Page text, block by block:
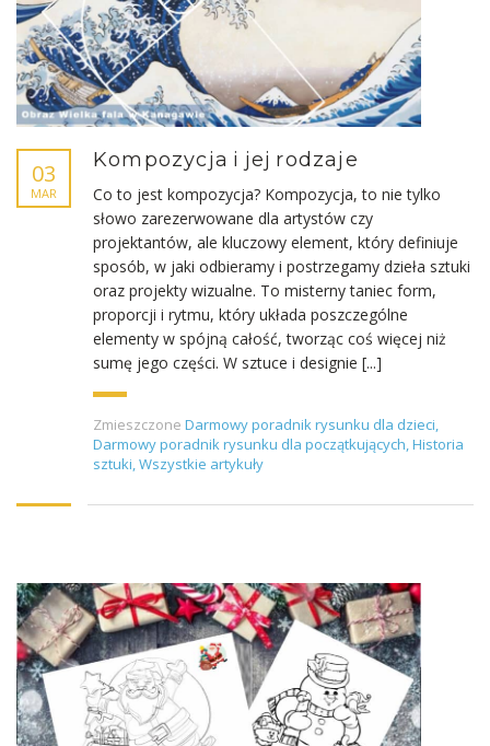
03
MAR
Kompozycja i jej rodzaje
Co to jest kompozycja? Kompozycja, to nie tylko
słowo zarezerwowane dla artystów czy
projektantów, ale kluczowy element, który definiuje
sposób, w jaki odbieramy i postrzegamy dzieła sztuki
oraz projekty wizualne. To misterny taniec form,
proporcji i rytmu, który układa poszczególne
elementy w spójną całość, tworząc coś więcej niż
sumę jego części. W sztuce i designie [...]
Zmieszczone Darmowy poradnik rysunku dla dzieci
Darmowy poradnik rysunku dla początkujących Historia
sztuki Wszystkie artykuły